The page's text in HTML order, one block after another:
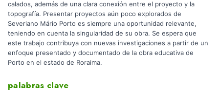
calados, además de una clara conexión entre el proyecto y la
topografía. Presentar proyectos aún poco explorados de
Severiano Mário Porto es siempre una oportunidad relevante,
teniendo en cuenta la singularidad de su obra. Se espera que
este trabajo contribuya con nuevas investigaciones a partir de un
enfoque presentado y documentado de la obra educativa de
Porto en el estado de Roraima.
palabras clave